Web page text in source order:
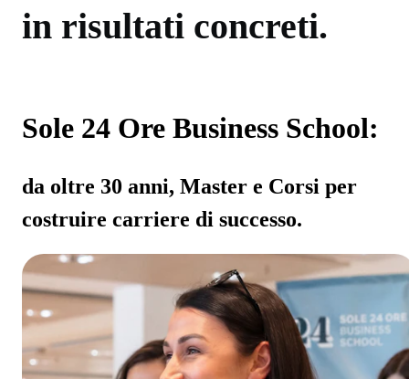
in risultati concreti.
Sole 24 Ore Business School:
da oltre 30 anni, Master e Corsi per
costruire carriere di successo.